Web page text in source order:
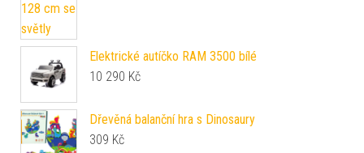
Elektrické autíčko RAM 3500 bílé
10 290 Kč
Dřevěná balanční hra s Dinosaury
309 Kč